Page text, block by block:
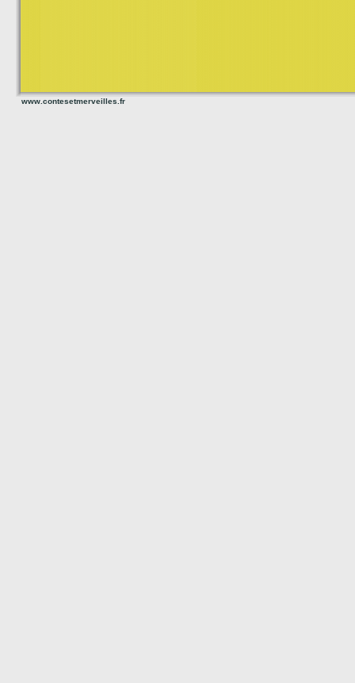
www.contesetmerveilles.fr